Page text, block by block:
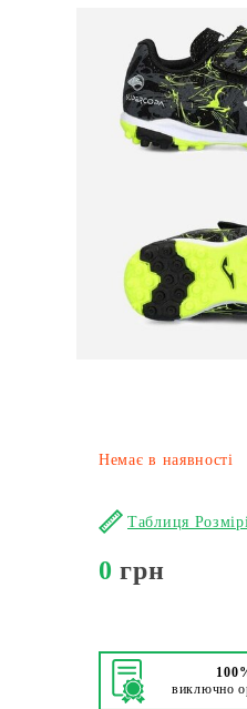
Немає в наявності
Таблиця
0 грн
виключно